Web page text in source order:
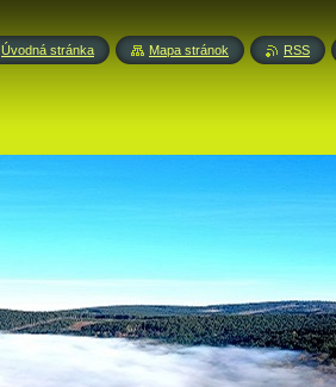
Úvodná stránka Mapa stránok RSS